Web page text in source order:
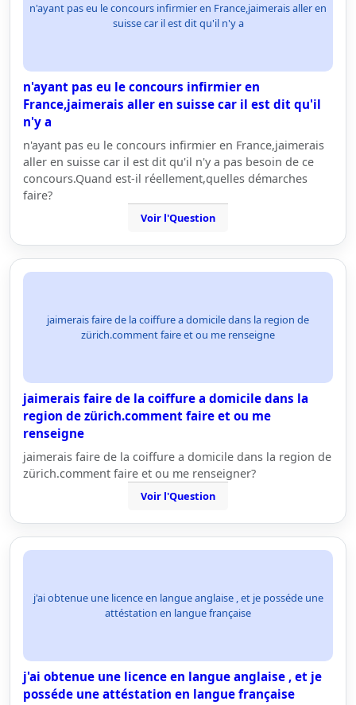
n'ayant pas eu le concours infirmier en France,jaimerais aller en
suisse car il est dit qu'il n'y a
n'ayant pas eu le concours infirmier en
France,jaimerais aller en suisse car il est dit qu'il
n'y a
n'ayant pas eu le concours infirmier en France,jaimerais
aller en suisse car il est dit qu'il n'y a pas besoin de ce
concours.Quand est-il réellement,quelles démarches
faire?
Voir l'Question
jaimerais faire de la coiffure a domicile dans la region de
zürich.comment faire et ou me renseigne
jaimerais faire de la coiffure a domicile dans la
region de zürich.comment faire et ou me
renseigne
jaimerais faire de la coiffure a domicile dans la region de
zürich.comment faire et ou me renseigner?
Voir l'Question
j'ai obtenue une licence en langue anglaise , et je posséde une
attéstation en langue française
j'ai obtenue une licence en langue anglaise , et je
posséde une attéstation en langue française